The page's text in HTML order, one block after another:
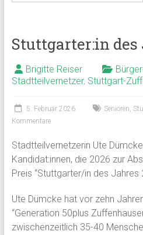
Stuttgarter:in des
Brigitte Reiser
Stadtteilvernetzer, Stuttgart-
5. Februar 2026 Senioren,
Kommentare
Stadtteilvernetzerin Ute
Kandidat:innen, die 2026 zur
Preis “Stuttgarter/in des Jahres
Ute Dümcke hat vor zehn
“Generation 50plus
zwischenzeitlich 35-40